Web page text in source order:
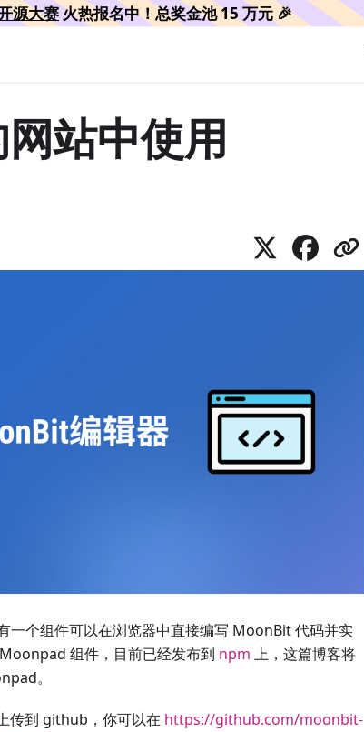
源大赛火热报名中！总奖金池 15 万元 🎉
站中使用
一个组件可以在浏览器中直接编写 MoonBit 代码并实
组件，目前已经发布到 npm 上，这篇博客将
。
传到 github，你可以在 https://github.com/moonbit-